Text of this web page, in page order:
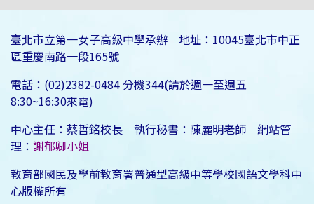
臺北市立第一女子高級中學承辦 地址：10045臺北市中正
區重慶南路一段165號
電話：(02)2382-0484 分機344(請於週一至週五
8:30~16:30來電)
中心主任：蔡哲銘校長 執行秘書：陳麗明老師 網站管
理： 謝郁卿小姐
教育部國民及學前教育署普通型高級中等學校國語文學科中
心版權所有